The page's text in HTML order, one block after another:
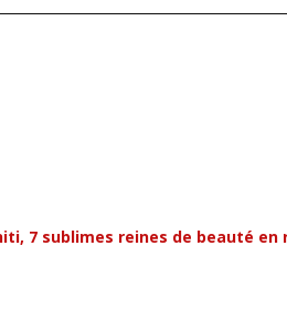
7 sublimes reines de beauté en